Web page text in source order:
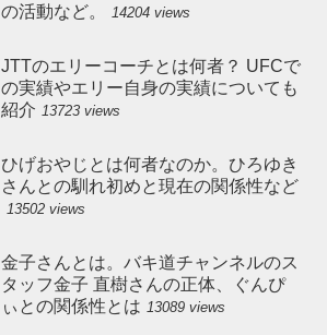
の活動など。
14204 views
JTTのエリーコーチとは何者？ UFCで
の実績やエリー自身の実績についても
紹介 13723 views
ひげおやじとは何者なのか。ひろゆき
さんとの馴れ初めと現在の関係性など
13502 views
金子さんとは。バキ道チャンネルのス
タッフ金子 直樹さんの正体、ぐんぴ
ぃとの関係性とは 13089 views